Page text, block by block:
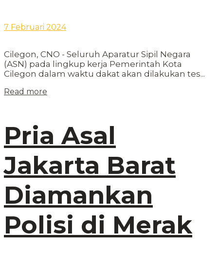
7 Februari 2024
Cilegon, CNO - Seluruh Aparatur Sipil Negara
(ASN) pada lingkup kerja Pemerintah Kota
Cilegon dalam waktu dakat akan dilakukan tes...
Read more
Pria Asal
Jakarta Barat
Diamankan
Polisi di Merak